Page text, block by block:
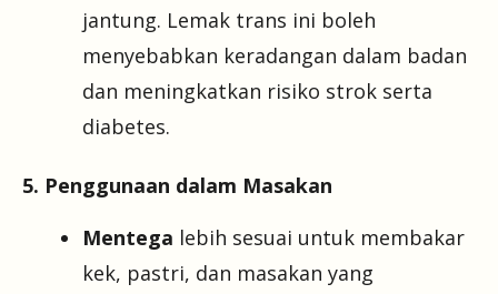
jantung. Lemak trans ini boleh
menyebabkan keradangan dalam badan
dan meningkatkan risiko strok serta
diabetes.
5. Penggunaan dalam Masakan
Mentega lebih sesuai untuk membakar
kek, pastri, dan masakan yang